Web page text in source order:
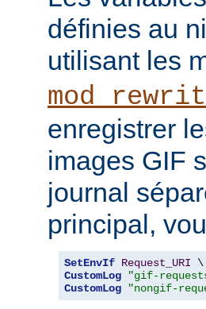
définies au
utilisant les
enregistrer
images GIF
journal
principal,
SetEnvIf Request_URI
CustomLog
"gif-
CustomLog
"nongif-